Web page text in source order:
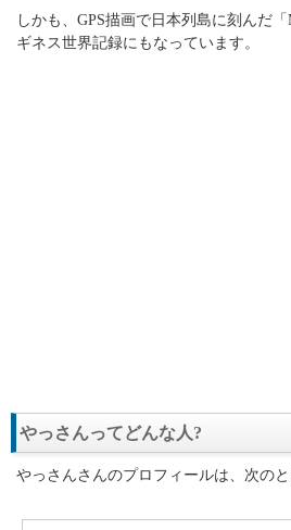
しかも、GPS描画で日本列島に刻んだ「
ギネス世界記録にもなっています。
やっさんってどんな人?
やっさんさんのプロフィールは、次のと